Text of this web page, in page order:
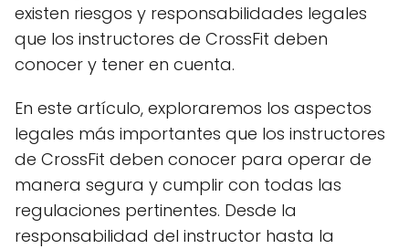
existen riesgos y responsabilidades legales
que los instructores de CrossFit deben
conocer y tener en cuenta.
En este artículo, exploraremos los aspectos
legales más importantes que los instructores
de CrossFit deben conocer para operar de
manera segura y cumplir con todas las
regulaciones pertinentes. Desde la
responsabilidad del instructor hasta la